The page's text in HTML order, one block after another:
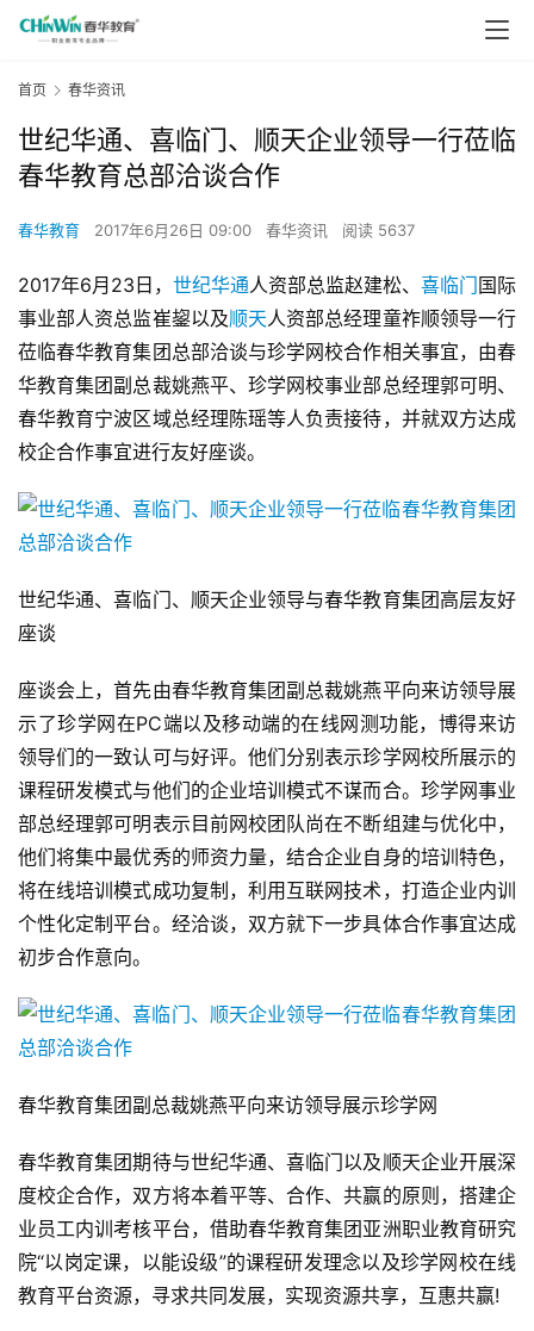
首页 春华资讯
世纪华通、喜临门、顺天企业领导一行莅临
春华教育总部洽谈合作
春华教育 2017年6月26日 09:00 春华资讯 阅读 5637
2017年6月23日， 世纪华通人资部总监赵建松、 喜临门 国际
事业部人资总监崔鋆以及顺天人资部总经理童祚顺领导一行
莅临春华教育集团总部洽谈与珍学网校合作相关事宜，由春
华教育集团副总裁姚燕平、珍学网校事业部总经理郭可明、
春华教育宁波区域总经理陈瑶等人负责接待，并就双方达成
校企合作事宜进行友好座谈。
世纪华通、喜临门、顺天企业领导与春华教育集团高层友好
座谈
座谈会上，首先由春华教育集团副总裁姚燕平向来访领导展
示了珍学网在PC端以及移动端的在线网测功能，博得来访
领导们的一致认可与好评。他们分别表示珍学网校所展示的
课程研发模式与他们的企业培训模式不谋而合。珍学网事业
部总经理郭可明表示目前网校团队尚在不断组建与优化中，
他们将集中最优秀的师资力量，结合企业自身的培训特色，
将在线培训模式成功复制，利用互联网技术，打造企业内训
个性化定制平台。经洽谈，双方就下一步具体合作事宜达成
初步合作意向。
春华教育集团副总裁姚燕平向来访领导展示珍学网
春华教育集团期待与世纪华通、喜临门以及顺天企业开展深
度校企合作，双方将本着平等、合作、共赢的原则，搭建企
业员工内训考核平台，借助春华教育集团亚洲职业教育研究
院“以岗定课，以能设级”的课程研发理念以及珍学网校在线
教育平台资源，寻求共同发展，实现资源共享，互惠共赢!